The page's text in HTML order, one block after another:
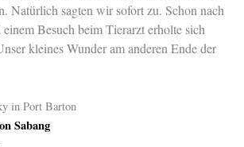
Natürlich sagten wir sofort zu. Schon nach
Besuch beim Tierarzt erholte sich
kleines Wunder am anderen Ende der
Sabang